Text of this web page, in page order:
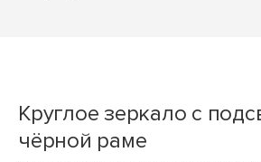
Круглое зеркало с
чёрной раме